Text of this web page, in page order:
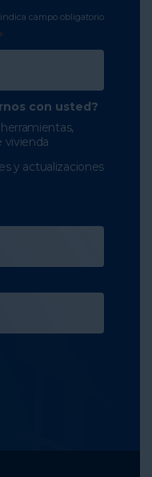
indica campo obligatorio
con usted?
vivienda
y actualizaciones